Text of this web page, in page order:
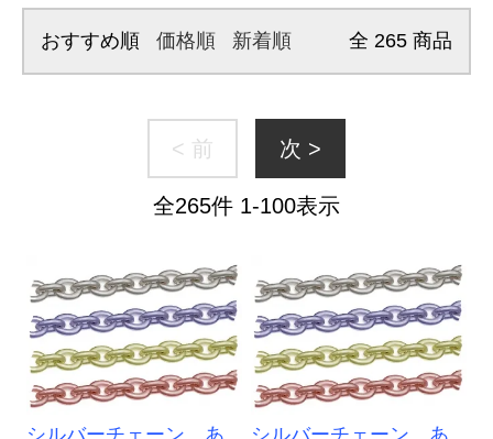
おすすめ順 価格順 新着順 全 265 商品
< 前 次 >
全265件 1-100表示